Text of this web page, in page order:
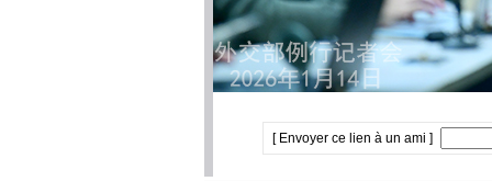
[ Envoyer ce lien à un ami ]